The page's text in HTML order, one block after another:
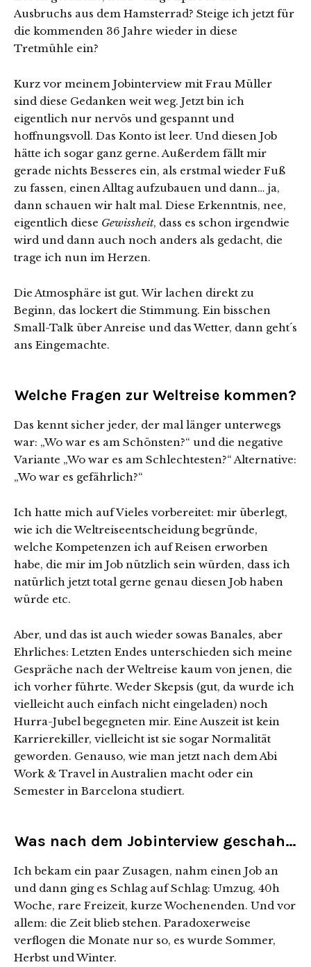
Ausbruchs aus dem Hamsterrad? Steige ich jetzt für
die kommenden 36 Jahre wieder in diese
Tretmühle ein?
Kurz vor meinem Jobinterview mit Frau Müller
sind diese Gedanken weit weg. Jetzt bin ich
eigentlich nur nervös und gespannt und
hoffnungsvoll. Das Konto ist leer. Und diesen Job
hätte ich sogar ganz gerne. Außerdem fällt mir
gerade nichts Besseres ein, als erstmal wieder Fuß
zu fassen, einen Alltag aufzubauen und dann… ja,
dann schauen wir halt mal. Diese Erkenntnis, nee,
eigentlich diese Gewissheit, dass es schon irgendwie
wird und dann auch noch anders als gedacht, die
trage ich nun im Herzen.
Die Atmosphäre ist gut. Wir lachen direkt zu
Beginn, das lockert die Stimmung. Ein bisschen
Small-Talk über Anreise und das Wetter, dann geht´s
ans Eingemachte.
Welche Fragen zur Weltreise kommen?
Das kennt sicher jeder, der mal länger unterwegs
war: „Wo war es am Schönsten?“ und die negative
Variante „Wo war es am Schlechtesten?“ Alternative:
„Wo war es gefährlich?“
Ich hatte mich auf Vieles vorbereitet: mir überlegt,
wie ich die Weltreiseentscheidung begründe,
welche Kompetenzen ich auf Reisen erworben
habe, die mir im Job nützlich sein würden, dass ich
natürlich jetzt total gerne genau diesen Job haben
würde etc.
Aber, und das ist auch wieder sowas Banales, aber
Ehrliches: Letzten Endes unterschieden sich meine
Gespräche nach der Weltreise kaum von jenen, die
ich vorher führte. Weder Skepsis (gut, da wurde ich
vielleicht auch einfach nicht eingeladen) noch
Hurra-Jubel begegneten mir. Eine Auszeit ist kein
Karrierekiller, vielleicht ist sie sogar Normalität
geworden. Genauso, wie man jetzt nach dem Abi
Work & Travel in Australien macht oder ein
Semester in Barcelona studiert.
Was nach dem Jobinterview geschah…
Ich bekam ein paar Zusagen, nahm einen Job an
und dann ging es Schlag auf Schlag: Umzug, 40h
Woche, rare Freizeit, kurze Wochenenden. Und vor
allem: die Zeit blieb stehen. Paradoxerweise
verflogen die Monate nur so, es wurde Sommer,
Herbst und Winter.